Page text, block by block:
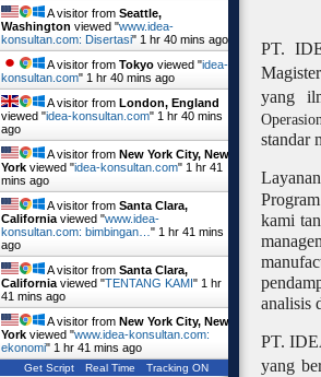
A visitor from Seattle,
Washington viewed "www.idea-
konsultan.com: Disertasi" 1 hr 40 mins ago
A visitor from Tokyoviewed "idea-
konsultan.com" 1 hr 40 mins ago
A visitor from London, England
viewed "idea-konsultan.com" 1 hr 40 mins
ago
A visitor from New York City, New
Yorkviewed "idea-konsultan.com" 1 hr 41
mins ago
A visitor from Santa Clara,
Californiaviewed "www.idea-
konsultan.com: bimbingan… " 1 hr 41 mins
ago
A visitor from Santa Clara,
Californiaviewed "TENTANG KAMI " 1 hr
41 mins ago
A visitor from New York City, New
Yorkviewed "www.idea-konsultan.com:
ekonomi" 1 hr 41 mins ago
Get Script Real Time Tracking ON
PT.
yang
standar
Layanan
kami
analisis
PT.
yang